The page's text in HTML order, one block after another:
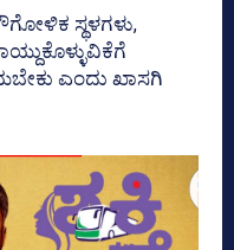
ಸ್ಥಳಗಳು,
ಎಂದು ಖಾಸಗಿ